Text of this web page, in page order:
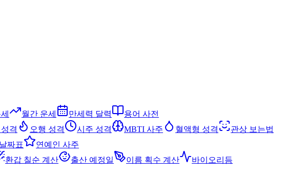
월간 운세 만세력 달력
용어 사전
격 오행 성격 시주 성격 MBTI 사주 혈액형 성격
관상 보는법
짜표
연예인 사주
환갑 칠순 계산 출산 예정일 이름 획수 계산
바이오리듬